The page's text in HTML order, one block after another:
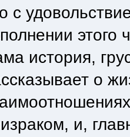
с
этого
история,
о
и,